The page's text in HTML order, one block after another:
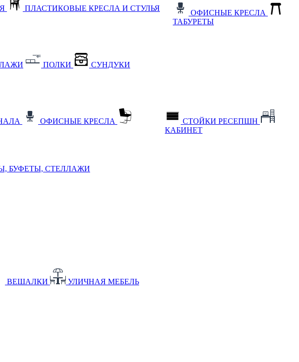
ПЛАСТИКОВЫЕ КРЕСЛА И СТУЛЬЯ
ОФИСНЫЕ КРЕСЛА
ТАБУРЕТЫ
ПОЛКИ СУНДУКИ
ОФИСНЫЕ КРЕСЛА
СТОЙКИ РЕСЕПШН
КАБИНЕТ
БУФЕТЫ, СТЕЛЛАЖИ
ВЕШАЛКИ УЛИЧНАЯ МЕБЕЛЬ